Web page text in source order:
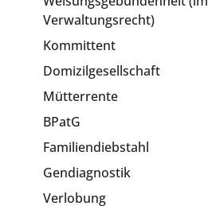
Verwaltungsrecht)
Kommittent
Domizilgesellschaft
Mütterrente
BPatG
Familiendiebstahl
Gendiagnostik
Verlobung